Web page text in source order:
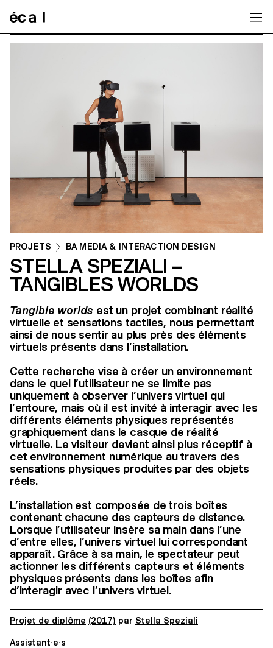
PROJETS BA MEDIA & INTERACTION DESIGN
STELLA SPEZIALI –
TANGIBLES WORLDS
Tangible worlds est un projet combinant réalité
virtuelle et sensations tactiles, nous permettant
ainsi de nous sentir au plus près des éléments
virtuels présents dans l’installation.
Cette recherche vise à créer un environnement
dans le quel l’utilisateur ne se limite pas
uniquement à observer l’univers virtuel qui
l’entoure, mais où il est invité à interagir avec les
différents éléments physiques représentés
graphiquement dans le casque de réalité
virtuelle. Le visiteur devient ainsi plus réceptif à
cet environnement numérique au travers des
sensations physiques produites par des objets
réels.
L’installation est composée de trois boîtes
contenant chacune des capteurs de distance.
Lorsque l’utilisateur insère sa main dans l’une
d’entre elles, l’univers virtuel lui correspondant
apparaît. Grâce à sa main, le spectateur peut
actionner les différents capteurs et éléments
physiques présents dans les boîtes afin
d’interagir avec l’univers virtuel.
Projet de diplôme (2017) par Stella Speziali
Assistant·e·s